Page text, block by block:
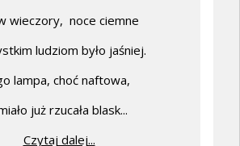
wieczory, noce ciemne
ludziom było jaśniej.
lampa, choć naftowa,
już rzucała blask...
Czytaj dalej...